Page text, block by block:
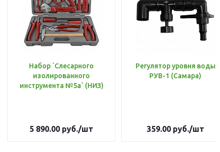
Набор `Слесарного
изолированного
инструмента №5а` (НИЗ)
5 890.00 руб./шт
Регулятор уровня воды
РУВ-1 (Самара)
359.00руб./шт